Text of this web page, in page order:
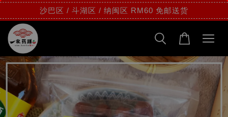
沙巴区 / 斗湖区 / 纳闽区 RM60 免邮送货